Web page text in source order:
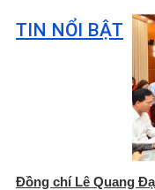
TIN NỔI BẬT
Đồng chí Lê Quang